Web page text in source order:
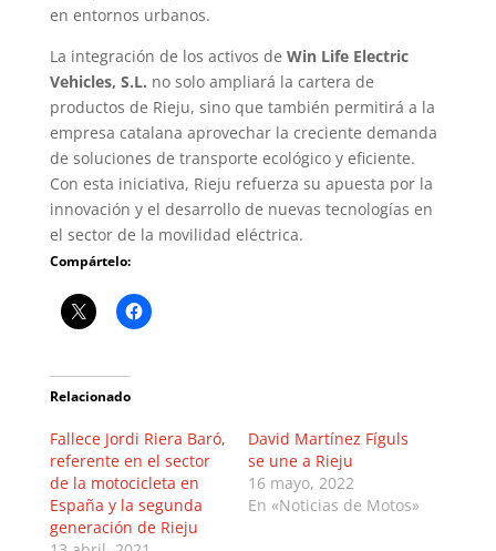
en entornos urbanos.
La integración de los activos de Win Life Electric
Vehicles, S.L. no solo ampliará la cartera de
productos de Rieju, sino que también permitirá a la
empresa catalana aprovechar la creciente demanda
de soluciones de transporte ecológico y eficiente.
Con esta iniciativa, Rieju refuerza su apuesta por la
innovación y el desarrollo de nuevas tecnologías en
el sector de la movilidad eléctrica.
Compártelo:
Relacionado
Fallece Jordi Riera Baró,
referente en el sector
de la motocicleta en
España y la segunda
generación de Rieju
David Martínez Fíguls
se une a Rieju
16 mayo, 2022
En «Noticias de Motos»